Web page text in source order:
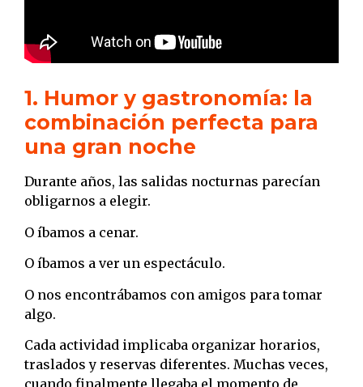
1. Humor y gastronomía: la
combinación perfecta para
una gran noche
Durante años, las salidas nocturnas parecían
obligarnos a elegir.
O íbamos a cenar.
O íbamos a ver un espectáculo.
O nos encontrábamos con amigos para tomar
algo.
Cada actividad implicaba organizar horarios,
traslados y reservas diferentes. Muchas veces,
cuando finalmente llegaba el momento de